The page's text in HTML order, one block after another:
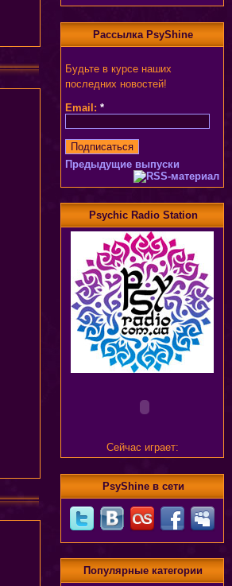
Рассылка PsyShine
Будьте в курсе наших
последних новостей!
Email: *
Предыдущие выпуски
Psychic Radio Station
Сейчас играет:
PsyShine в сети
Популярные категории